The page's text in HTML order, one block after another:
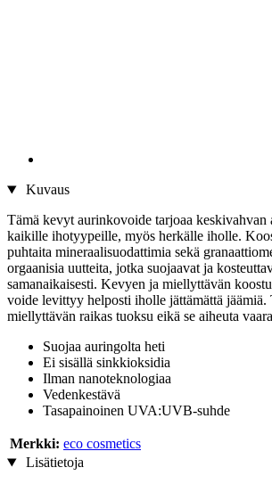
Kuvaus
Tämä kevyt aurinkovoide tarjoaa keskivahvan
kaikille ihotyypeille, myös herkälle iholle.
puhtaita mineraalisuodattimia sekä
orgaanisia uutteita, jotka suojaavat ja
samanaikaisesti. Kevyen ja miellyttävän
voide levittyy helposti iholle jättämättä jäämiä.
miellyttävän raikas tuoksu eikä se aiheuta
Suojaa auringolta heti
Ei sisällä sinkkioksidia
Ilman nanoteknologiaa
Vedenkestävä
Tasapainoinen UVA:UVB-suhde
Merkki: eco cosmetics
Lisätietoja